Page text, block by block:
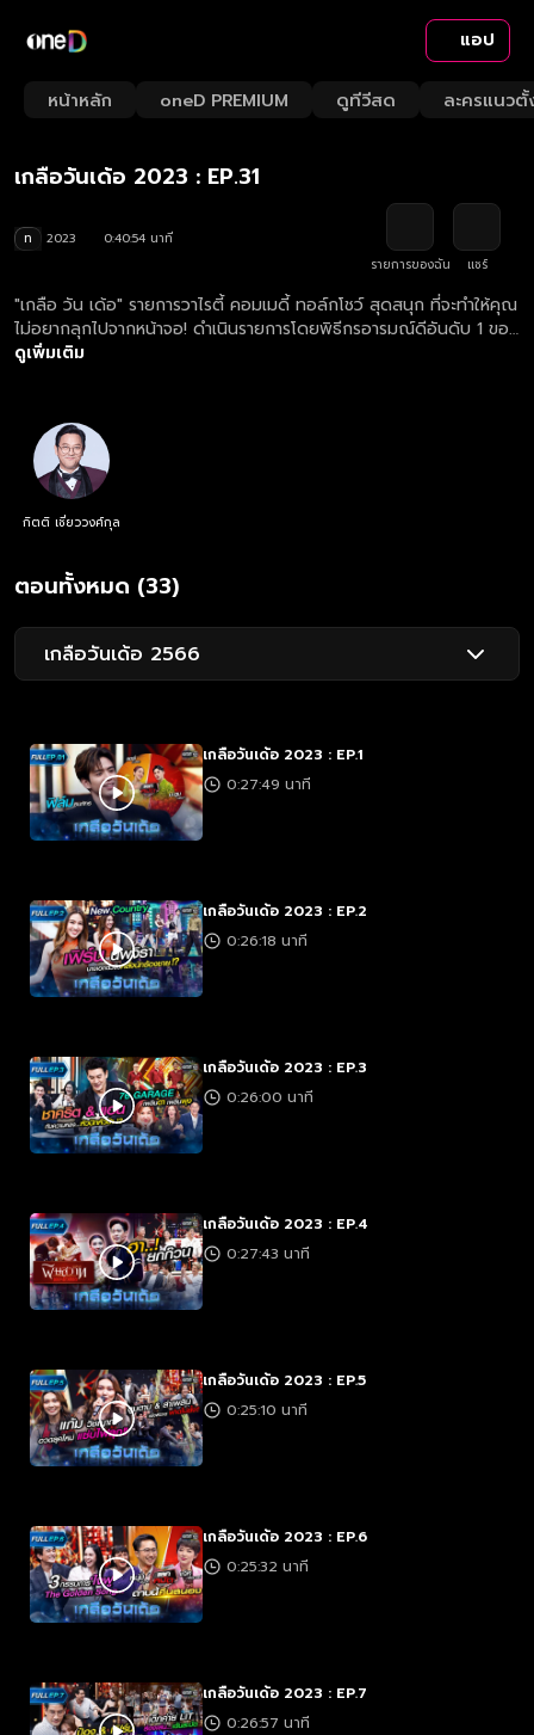
แอป
หน้าหลัก oneD PREMIUM ดูทีวีสด ละครแนวตั้
Loaded:
2.43%
Rate
เกลือวันเด้อ 2023 : EP.31
ท 2023
0:40:54 นาที
รายการของฉัน
แชร์
"เกลือ วัน เด้อ" รายการวาไรตี้ คอมเมดี้ ทอล์กโชว์ สุดสนุก ที่จะทำให้คุณ
ไม่อยากลุกไปจากหน้าจอ! ดำเนินรายการโดยพิธีกรอารมณ์ดีอันดับ 1 ของ
ช่องวัน "เกลือ กิตติ เชี่ยววงศ์กุล" ที่ปากกล้า ฮา น่ารัก และกินใจ สนุก
ดูเพิ่มเติม
กิตติ เชี่ยววงศ์กุล
ตอนทั้งหมด (33)
เกลือวันเด้อ 2566
เกลือวันเด้อ 2023 : EP.1
0:27:49 นาที
เกลือวันเด้อ 2023 : EP.2
0:26:18 นาที
เกลือวันเด้อ 2023 : EP.3
0:26:00 นาที
เกลือวันเด้อ 2023 : EP.4
0:27:43 นาที
เกลือวันเด้อ 2023 : EP.5
0:25:10 นาที
เกลือวันเด้อ 2023 : EP.6
0:25:32 นาที
เกลือวันเด้อ 2023 : EP.7
0:26:57 นาที